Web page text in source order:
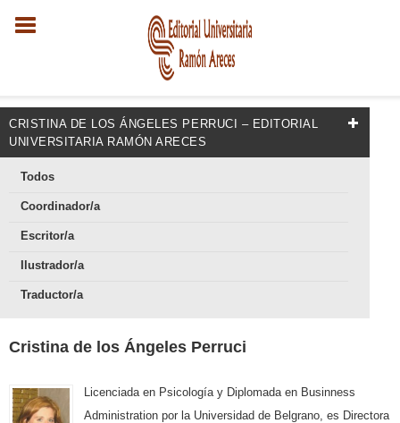
CRISTINA DE LOS ÁNGELES PERRUCI – EDITORIAL
UNIVERSITARIA RAMÓN ARECES
Todos
Coordinador/a
Escritor/a
Ilustrador/a
Traductor/a
Cristina de los Ángeles Perruci
Licenciada en Psicología y Diplomada en Businness
Administration por la Universidad de Belgrano, es Directora